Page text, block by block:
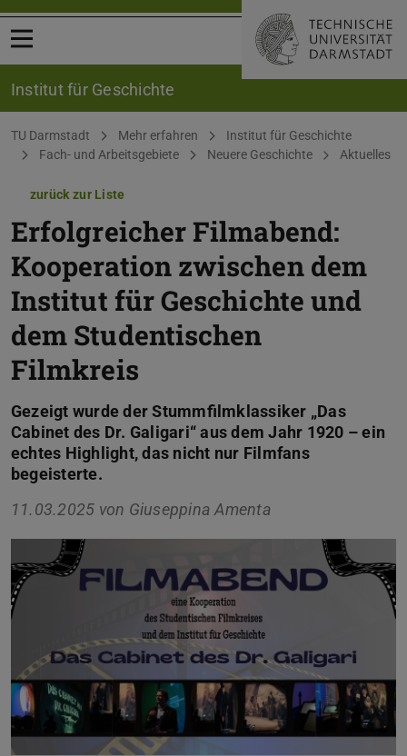
Menü öffnen
Institut für Geschichte
Sie befinden sich hier:
TU Darmstadt Mehr erfahren
Institut für Geschichte
Fach- und Arbeitsgebiete
Neuere Geschichte Aktuelles
zurück zur Liste
Erfolgreicher Filmabend:
Kooperation zwischen dem
Institut für Geschichte und
dem Studentischen
Filmkreis
Gezeigt wurde der Stummfilmklassiker „Das
Cabinet des Dr. Galigari“ aus dem Jahr 1920 – ein
echtes Highlight, das nicht nur Filmfans
begeisterte.
11.03.2025 von Giuseppina Amenta